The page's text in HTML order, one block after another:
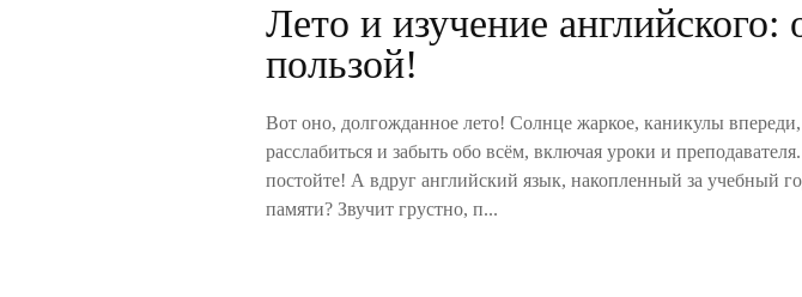
Лето и изучение английского:
пользой!
Вот оно, долгожданное лето! Солнце жаркое, каникулы
расслабиться и забыть обо всём, включая уроки и
постойте! А вдруг английский язык, накопленный за учебный
памяти? Звучит грустно, п...